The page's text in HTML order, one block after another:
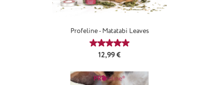
Profeline - Matatabi Leaves
Durchschnittliche Bewertung von 5
Regulärer Preis:
12,99 €